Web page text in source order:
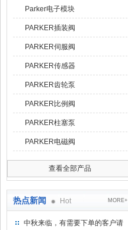
Parker电子模块
PARKER插装阀
PARKER伺服阀
PARKER传感器
PARKER齿轮泵
PARKER比例阀
PARKER柱塞泵
PARKER电磁阀
查看全部产品
热点新闻 Hot MORE+
中秋来临，有需要下单的客户请